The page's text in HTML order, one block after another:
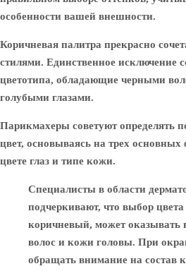
особенности вашей внешности.
Коричневая палитра прекрасно
стилями. Единственное исключение
цветотипа, обладающие черными
голубыми глазами.
Парикмахеры советуют определять
цвет, основываясь на трех основных
цвете глаз и типе кожи.
Специалисты в области
подчеркивают, что выбор
коричневый, может оказывать
волос и кожи головы. При
обращать внимание на состав